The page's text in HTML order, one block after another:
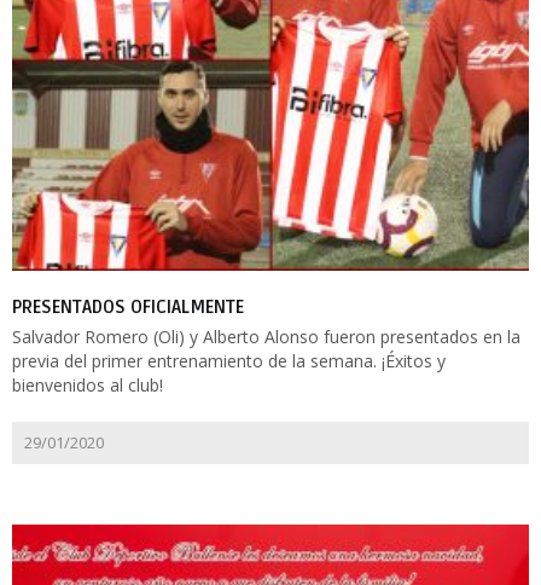
PRESENTADOS OFICIALMENTE
Salvador Romero (Oli) y Alberto Alonso fueron presentados en la
previa del primer entrenamiento de la semana. ¡Éxitos y
bienvenidos al club!
29/01/2020